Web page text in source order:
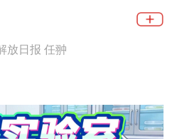
放日报 任翀